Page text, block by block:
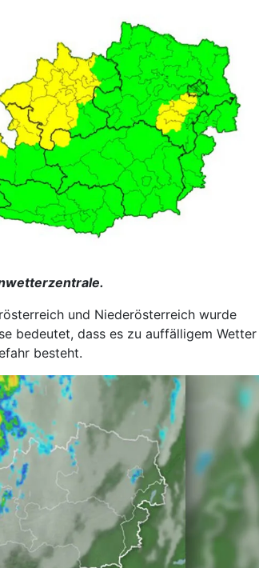
und Niederösterreich wurde
bedeutet, dass es zu auffälligem Wetter
besteht.